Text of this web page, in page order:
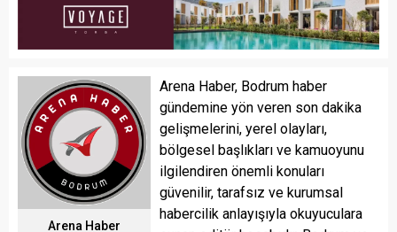
Arena Haber
Arena Haber, Bodrum haber
gündemine yön veren son dakika
gelişmelerini, yerel olayları,
bölgesel başlıkları ve kamuoyunu
ilgilendiren önemli konuları
güvenilir, tarafsız ve kurumsal
habercilik anlayışıyla okuyuculara